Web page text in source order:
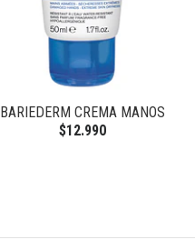
BARIEDERM CREMA MANOS
$12.990